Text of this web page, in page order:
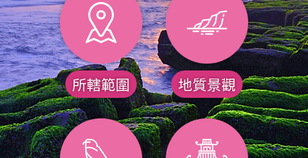
所轄範圍 地質景觀